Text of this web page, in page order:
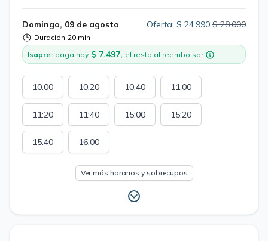
Domingo, 09 de agosto
Duración 20 min
Oferta: $ 24.990 $ 28.000
Isapre: paga hoy $ 7.497, el resto al reembolsar
10:00 10:20 10:40 11:00
11:20 11:40 15:00 15:20
15:40 16:00
Ver más horarios y sobrecupos